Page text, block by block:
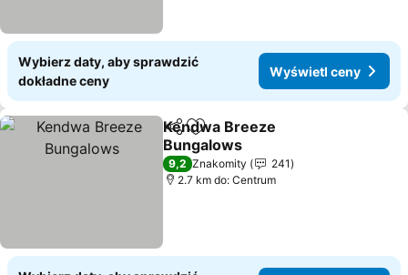
Wybierz daty, aby sprawdzić
dokładne ceny
Wyświetl ceny
Udostępnij
Dodaj do ulubionych
Kendwa Breeze
Bungalows
9,2 Znakomity
241
2.7 km do: Centrum